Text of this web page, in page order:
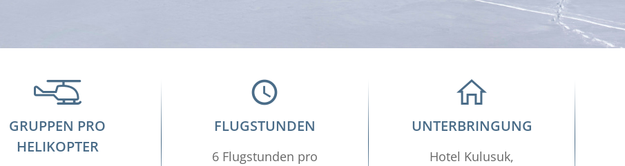
GRUPPEN PRO
HELIKOPTER
FLUGSTUNDEN
6 Flugstunden pro
UNTERBRINGUNG
Hotel Kulusuk,